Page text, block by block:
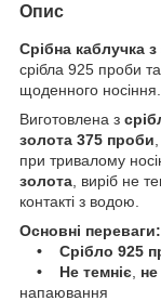
Опис
Срібна каблучка
срібла 925 проби
щоденного носіння.
Виготовлена з
золота 375 проби
при тривалому
золота , виріб не
контакті з водою.
Основні переваги:
• Срібло 925
• Не темніє
напаювання